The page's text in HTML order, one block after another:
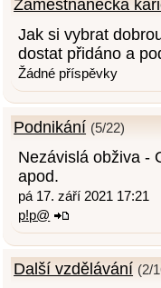
Zaměstnanecká
Jak si vybrat
dostat přidáno a
Žádné příspěvky
Podnikání (5/22)
Nezávislá obživa -
apod.
pá 17. září 2021 17:21
p!p@
Další vzdělávání (2/